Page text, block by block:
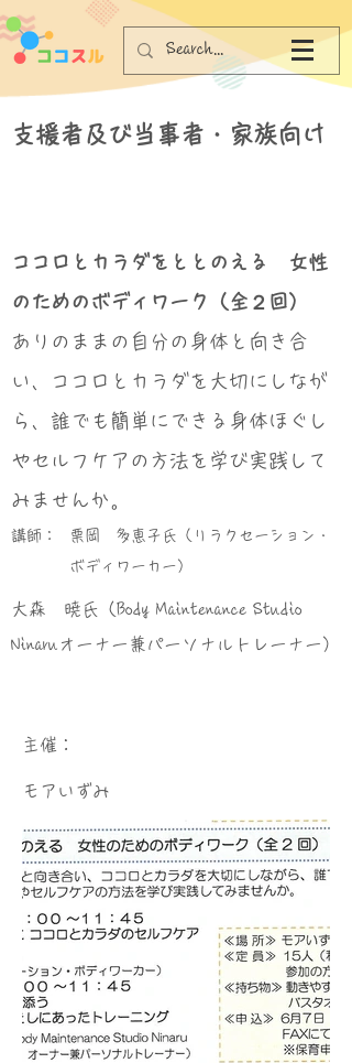
支援者及び当事者・家族向け
ココロとカラダをととのえる 女性
のためのボディワーク（全２回）
ありのままの自分の身体と向き合
い、ココロとカラダを大切にしなが
ら、誰でも簡単にできる身体ほぐし
やセルフケアの方法を学び実践して
みませんか。
講師：
栗岡 多恵子氏（リラクセーション・
ボディワーカー）
大森 暁氏（Body Maintenance Studio
Ninaruオーナー兼パーソナルトレーナー）
​主催：
モアいずみ